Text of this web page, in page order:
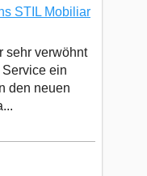
STIL Mobiliar
sehr verwöhnt
ein
den neuen